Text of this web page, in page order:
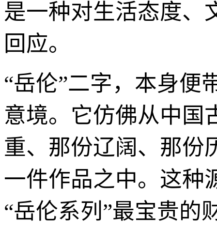
是一种对生活态度、
回应。
“岳伦”二字，本身便
意境。它仿佛从中国
重、那份辽阔、那份
一件作品之中。这种
“岳伦系列”最宝贵的